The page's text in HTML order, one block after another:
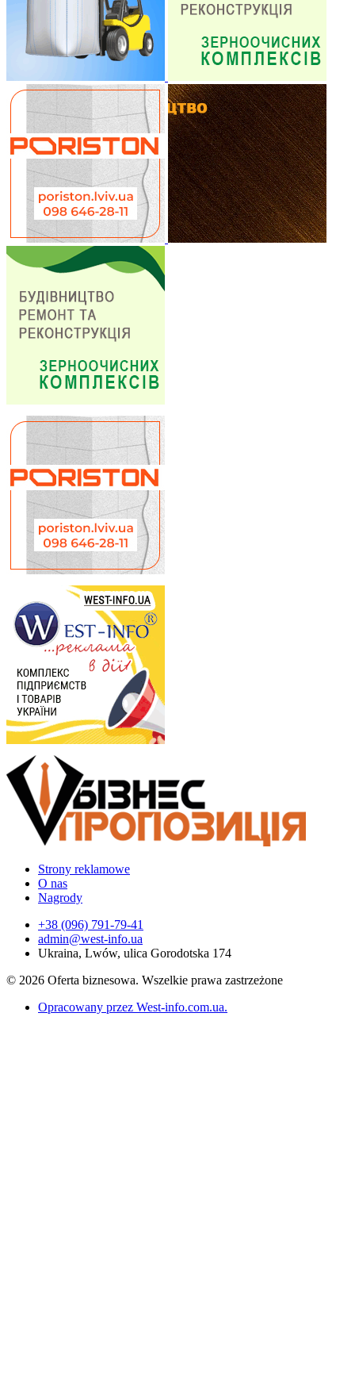
Strony reklamowe
O nas
Nagrody
+38 (096) 791-79-41
admin@west-info.ua
Ukraina, Lwów, ulica Gorodotska 174
© 2026 Oferta biznesowa. Wszelkie prawa zastrzeżone
Opracowany przez West-info.com.ua.